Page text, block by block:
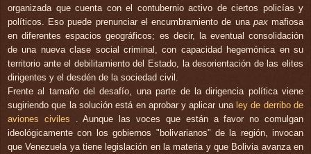
organizada que cuenta con el contubernio activo de ciertos policías y
políticos. Eso puede prenunciar el encumbramiento de una pax mafiosa
en diferentes espacios geográficos; es decir, la eventual consolidación
de una nueva clase social criminal, con capacidad hegemónica en su
territorio ante el debilitamiento del Estado, la desorientación de las elites
dirigentes y el desdén de la sociedad civil.
Frente al tamaño del desafío, una parte de la dirigencia política viene
sugiriendo que la solución está en aprobar y aplicar una ley de derribo de
aviones civiles . Aunque las voces que están a favor no comulgan
ideológicamente con los gobiernos "bolivarianos" de la región, invocan
que Venezuela ya tiene legislación en la materia y que Bolivia avanza en